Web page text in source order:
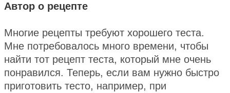
Автор о рецепте
Многие рецепты требуют хорошего теста.
Мне потребовалось много времени, чтобы
найти тот рецепт теста, который мне очень
понравился. Теперь, если вам нужно быстро
приготовить тесто, например, при